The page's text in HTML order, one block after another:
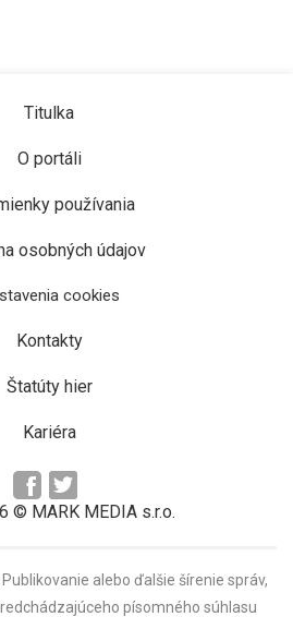
Titulka
O portáli
používania
osobných údajov
cookies
Kontakty
Štatúty hier
Kariéra
© MARK MEDIA s.r.o.
alebo ďalšie šírenie správ,
písomného súhlasu